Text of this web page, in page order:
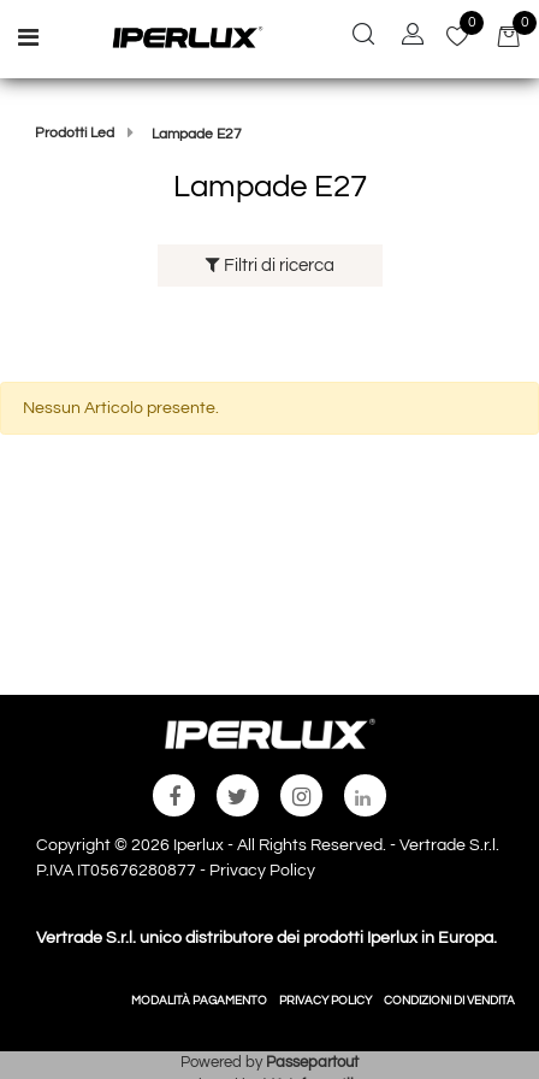
Open menu
0 0
Prodotti Led Lampade E27
Lampade E27
Filtri di ricerca
Nessun Articolo presente.
Copyright © 2026 Iperlux - All Rights Reserved. - Vertrade S.r.l.
P.IVA IT05676280877 - Privacy Policy
Vertrade S.r.l. unico distributore dei prodotti Iperlux in Europa.
MODALITÀ PAGAMENTO PRIVACY POLICY CONDIZIONI DI VENDITA
Powered by Passepartout